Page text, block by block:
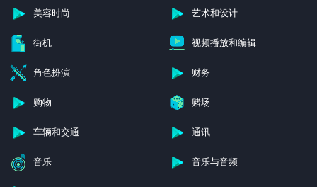
美容时尚 艺术和设计
街机 视频播放和编辑
角色扮演 财务
购物 赌场
车辆和交通 通讯
音乐 音乐与音频